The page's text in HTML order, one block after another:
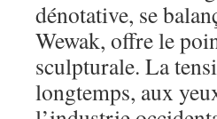
dénotative, se
Wewak, offre le
sculpturale. La
longtemps, aux